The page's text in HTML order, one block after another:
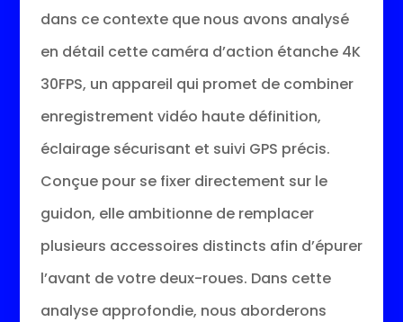
dans ce contexte que nous avons analysé
en détail cette caméra d’action étanche 4K
30FPS, un appareil qui promet de combiner
enregistrement vidéo haute définition,
éclairage sécurisant et suivi GPS précis.
Conçue pour se fixer directement sur le
guidon, elle ambitionne de remplacer
plusieurs accessoires distincts afin d’épurer
l’avant de votre deux-roues. Dans cette
analyse approfondie, nous aborderons